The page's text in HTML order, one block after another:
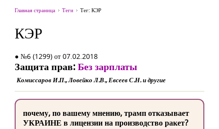
Главная страница Теги Тег: КЭР
КЭР
● №6 (1299) от 07.02.2018
Защита прав:Без зарплаты
Комиссаров И.П., Ловейко Л.В., Евсеев С.Н. и другие
почему, по вашему мнению, трамп отказывает
УКРАИНЕ в лицензии на производство ракет?